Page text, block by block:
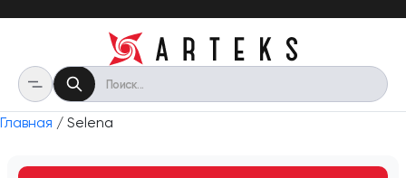
Главная / Selena